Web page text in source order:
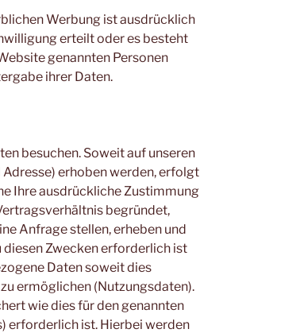
Werbung ist ausdrücklich
erteilt oder es besteht
genannten Personen
ihrer Daten.
besuchen. Soweit auf unseren
erhoben werden, erfolgt
Ihre ausdrückliche Zustimmung
begründet,
Anfrage stellen, erheben und
Zwecken erforderlich ist
Daten soweit dies
ermöglichen (Nutzungsdaten).
wie dies für den genannten
erforderlich ist. Hierbei werden